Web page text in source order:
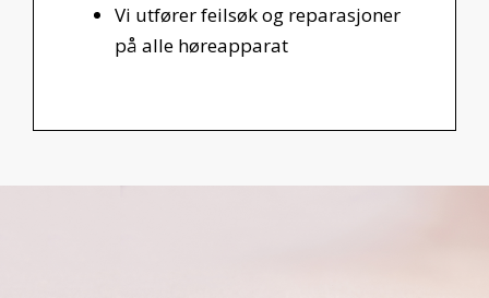
Vi utfører feilsøk og reparasjoner
på alle høreapparat